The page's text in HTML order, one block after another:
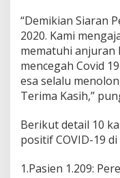
“Demikian Siaran
2020. Kami
mematuhi
mencegah Covid
esa selalu
Terima Kasih,”
Berikut detail 10
positif COVID-19
1.Pasien 1.209: